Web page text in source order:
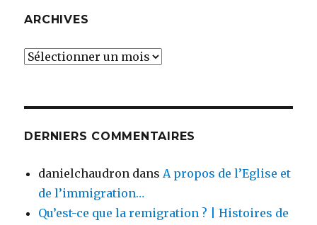
ARCHIVES
Archives
DERNIERS COMMENTAIRES
danielchaudron dansA propos de l’Eglise et
de l’immigration…
Qu’est-ce que la remigration ? | Histoires de